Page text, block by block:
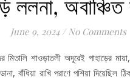
June 9, 2024 / No Comments
শাওড়াতলী অদূরেই পাহাড়ের
বাঁধিয়া রাখি পরাণে পশিয়া